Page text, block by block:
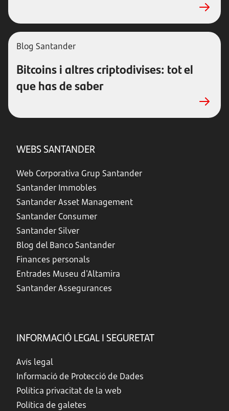
Blog Santander
Bitcoins i altres criptodivises: tot el
que has de saber
WEBS SANTANDER
Web Corporativa Grup Santander
Santander Immobles
Santander Asset Management
Santander Consumer
Santander Silver
Blog del Banco Santander
Finances personals
Entrades Museu d'Altamira
Santander Assegurances
INFORMACIÓ LEGAL I SEGURETAT
Avís legal
Informació de Protecció de Dades
Política privacitat de la web
Política de galetes